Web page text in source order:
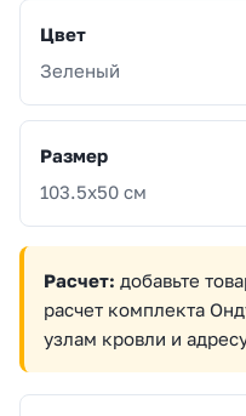
Цвет
Зеленый
Размер
103.5x50 см
Расчет: добавьте
расчет комплекта
узлам кровли и